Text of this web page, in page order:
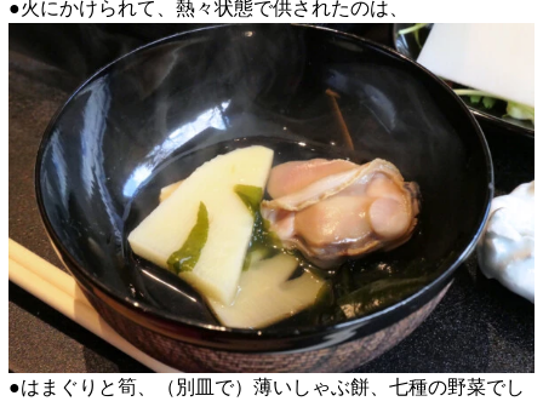
●火にかけられて、熱々状態で供されたのは、
●はまぐりと筍、（別皿で）薄いしゃぶ餅、七種の野菜でし